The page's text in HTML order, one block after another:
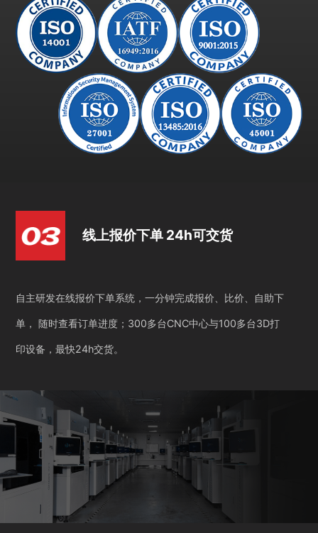
线上报价下单 24h可交货
自主研发在线报价下单系统，一分钟完成报价、比价、自助下
单， 随时查看订单进度；300多台CNC中心与100多台3D打
印设备，最快24h交货。